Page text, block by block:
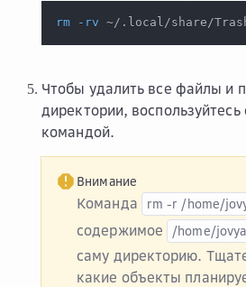
rm -rv ~/.local/share/
Чтобы удалить все файлы и
директории,
командой.
Внимание
Команда rm -r /home/
содержимое
/home/
саму директорию.
какие объекты